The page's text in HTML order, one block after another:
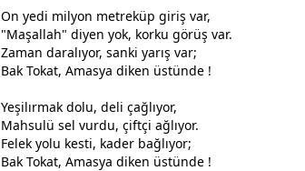
​On yedi milyon metreküp giriş var,
"Maşallah" diyen yok, korku görüş var.
Zaman daralıyor, sanki yarış var;
Bak Tokat, Amasya diken üstünde !
​Yeşilırmak dolu, deli çağlıyor,
Mahsulü sel vurdu, çiftçi ağlıyor.
Felek yolu kesti, kader bağlıyor;
Bak Tokat, Amasya diken üstünde !